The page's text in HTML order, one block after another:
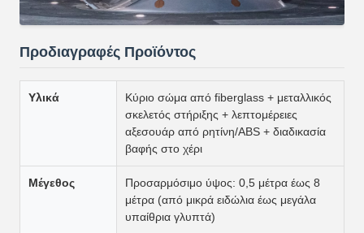
Προδιαγραφές Προϊόντος
Υλικά
Κύριο σώμα από fiberglass + μεταλλικός
σκελετός στήριξης + λεπτομέρειες
αξεσουάρ από ρητίνη/ABS + διαδικασία
βαφής στο χέρι
Μέγεθος
Προσαρμόσιμο ύψος: 0,5 μέτρα έως 8
μέτρα (από μικρά ειδώλια έως μεγάλα
υπαίθρια γλυπτά)